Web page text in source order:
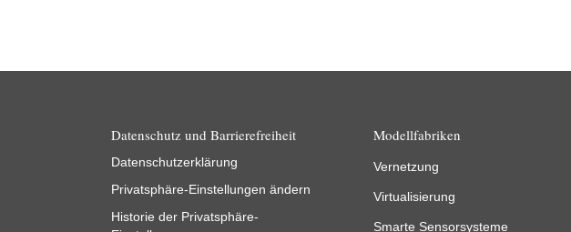
Datenschutz und Barrierefreiheit
Datenschutzerklärung
Privatsphäre-Einstellungen ändern
Historie der Privatsphäre-
Modellfabriken
Vernetzung
Virtualisierung
Smarte Sensorsysteme